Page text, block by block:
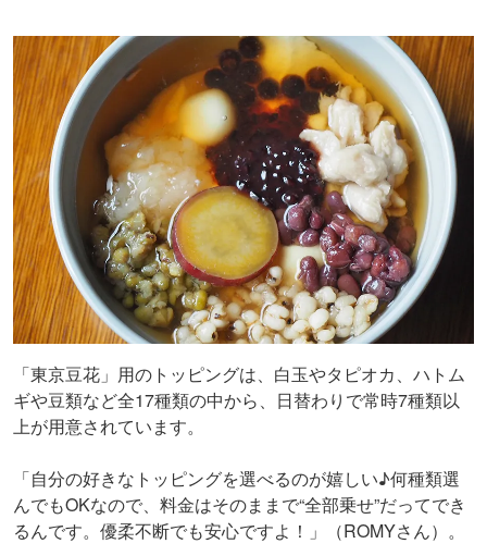
「東京豆花」用のトッピングは、白玉やタピオカ、ハトム
ギや豆類など全17種類の中から、日替わりで常時7種類以
上が用意されています。
「自分の好きなトッピングを選べるのが嬉しい♪何種類選
んでもOKなので、料金はそのままで“全部乗せ”だってでき
るんです。優柔不断でも安心ですよ！」（ROMYさん）。